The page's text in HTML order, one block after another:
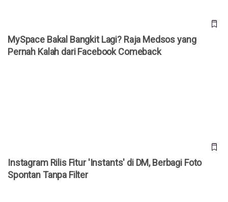
MySpace Bakal Bangkit Lagi? Raja Medsos yang
Pernah Kalah dari Facebook Comeback
Instagram Rilis Fitur 'Instants' di DM, Berbagi Foto
Spontan Tanpa Filter